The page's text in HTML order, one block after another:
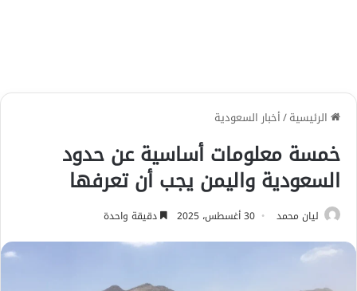
الرئيسية/أخبار السعودية
خمسة معلومات أساسية عن حدود
السعودية واليمن يجب أن تعرفها
ليان محمد 30 أغسطس، 2025 دقيقة واحدة